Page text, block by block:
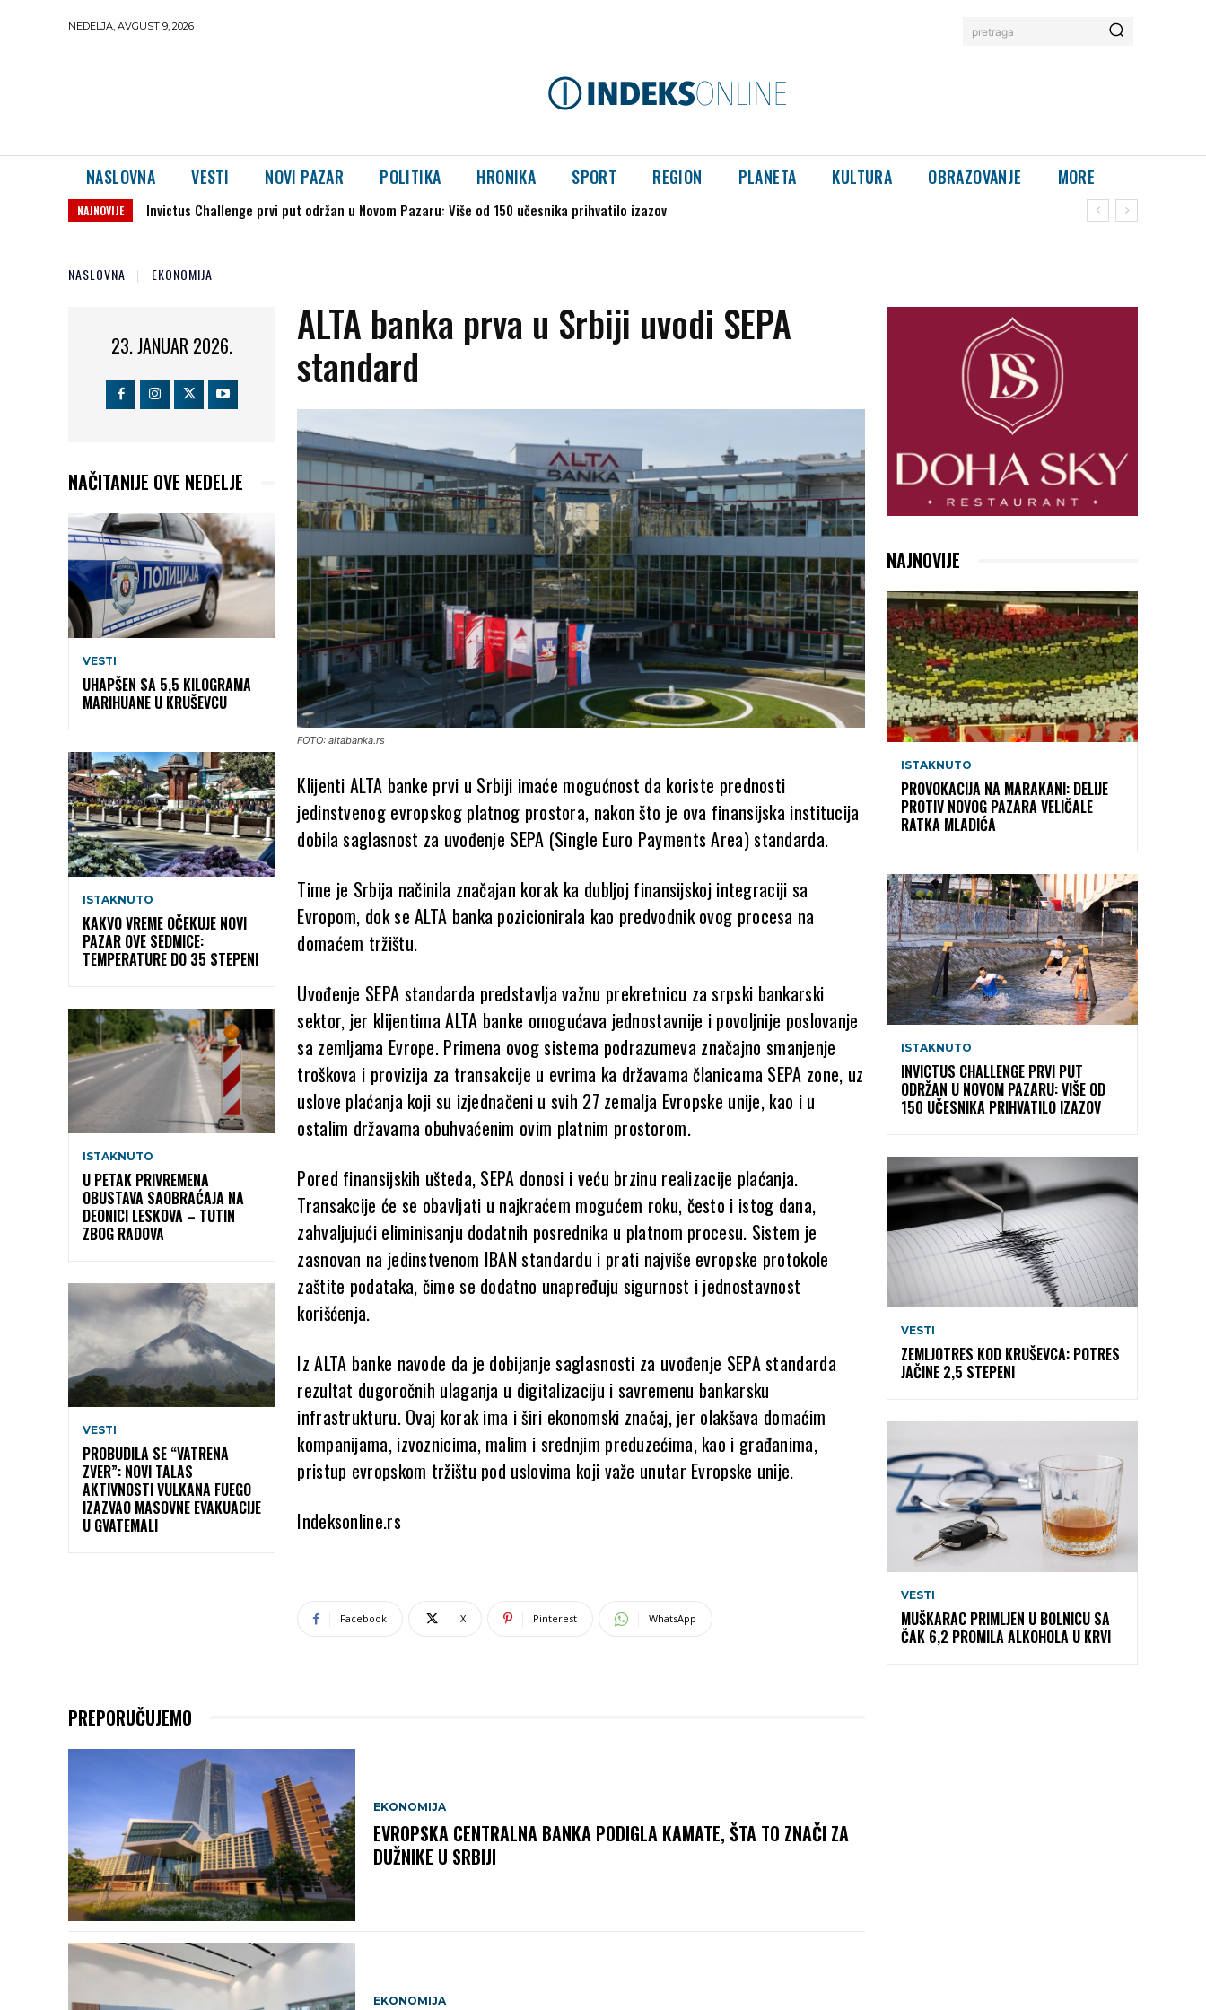
NEDELJA, AVGUST 9, 2026 pretraga
NASLOVNA VESTI NOVI PAZAR POLITIKA HRONIKA SPORT REGION PLANETA KULTURA OBRAZOVANJE MORE
NAJNOVIJE Invictus Challenge prvi put održan u Novom Pazaru: Više od 150 učesnika prihvatilo izazov
Zemljotres kod Kruševca: Potres jačine 2,5 stepeni
NASLOVNA EKONOMIJA
23. JANUAR 2026.
NAČITANIJE OVE NEDELJE
VESTI
UHAPŠEN SA 5,5 KILOGRAMA
MARIHUANE U KRUŠEVCU
ISTAKNUTO
KAKVO VREME OČEKUJE NOVI
PAZAR OVE SEDMICE:
TEMPERATURE DO 35 STEPENI
ISTAKNUTO
U PETAK PRIVREMENA
OBUSTAVA SAOBRAĆAJA NA
DEONICI LESKOVA – TUTIN
ZBOG RADOVA
VESTI
PROBUDILA SE “VATRENA
ZVER”: NOVI TALAS
AKTIVNOSTI VULKANA FUEGO
IZAZVAO MASOVNE EVAKUACIJE
U GVATEMALI
ALTA banka prva u Srbiji uvodi SEPA
standard
FOTO: altabanka.rs
Klijenti ALTA banke prvi u Srbiji imaće mogućnost da koriste prednosti
jedinstvenog evropskog platnog prostora, nakon što je ova finansijska institucija
dobila saglasnost za uvođenje SEPA (Single Euro Payments Area) standarda.
Time je Srbija načinila značajan korak ka dubljoj finansijskoj integraciji sa
Evropom, dok se ALTA banka pozicionirala kao predvodnik ovog procesa na
domaćem tržištu.
Uvođenje SEPA standarda predstavlja važnu prekretnicu za srpski bankarski
sektor, jer klijentima ALTA banke omogućava jednostavnije i povoljnije poslovanje
sa zemljama Evrope. Primena ovog sistema podrazumeva značajno smanjenje
troškova i provizija za transakcije u evrima ka državama članicama SEPA zone, uz
uslove plaćanja koji su izjednačeni u svih 27 zemalja Evropske unije, kao i u
ostalim državama obuhvaćenim ovim platnim prostorom.
Pored finansijskih ušteda, SEPA donosi i veću brzinu realizacije plaćanja.
Transakcije će se obavljati u najkraćem mogućem roku, često i istog dana,
zahvaljujući eliminisanju dodatnih posrednika u platnom procesu. Sistem je
zasnovan na jedinstvenom IBAN standardu i prati najviše evropske protokole
zaštite podataka, čime se dodatno unapređuju sigurnost i jednostavnost
korišćenja.
Iz ALTA banke navode da je dobijanje saglasnosti za uvođenje SEPA standarda
rezultat dugoročnih ulaganja u digitalizaciju i savremenu bankarsku
infrastrukturu. Ovaj korak ima i širi ekonomski značaj, jer olakšava domaćim
kompanijama, izvoznicima, malim i srednjim preduzećima, kao i građanima,
pristup evropskom tržištu pod uslovima koji važe unutar Evropske unije.
Indeksonline.rs
Facebook X Pinterest WhatsApp
PREPORUČUJEMO
EKONOMIJA
EVROPSKA CENTRALNA BANKA PODIGLA KAMATE, ŠTA TO ZNAČI ZA
DUŽNIKE U SRBIJI
EKONOMIJA
NAJNOVIJE
ISTAKNUTO
PROVOKACIJA NA MARAKANI: DELIJE
PROTIV NOVOG PAZARA VELIČALE
RATKA MLADIĆA
ISTAKNUTO
INVICTUS CHALLENGE PRVI PUT
ODRŽAN U NOVOM PAZARU: VIŠE OD
150 UČESNIKA PRIHVATILO IZAZOV
VESTI
ZEMLJOTRES KOD KRUŠEVCA: POTRES
JAČINE 2,5 STEPENI
VESTI
MUŠKARAC PRIMLJEN U BOLNICU SA
ČAK 6,2 PROMILA ALKOHOLA U KRVI